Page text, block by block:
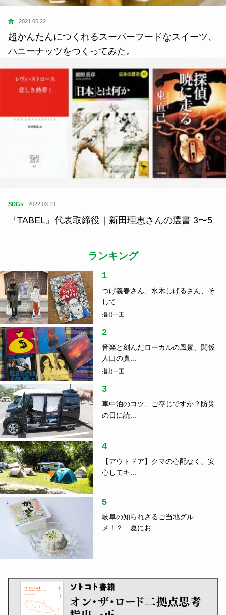
食 2021.05.22
超かんたんにつくれるスーパーフードなスイーツ、
ハニーナッツをつくってみた。
SDGs 2022.03.19
『TABEL』代表取締役｜新田理恵さんの選書 3〜5
ランキング
1
つげ義春さん、水木しげるさん、そ
して……...
指出一正
2
音楽と刻んだローカルの風景、関係
人口の真...
指出一正
3
車中泊のコツ、ご存じですか？防災
の日に読...
4
【アウトドア】クマの心配なく、安
心してキ...
5
岐阜の知られざるご当地グル
メ！？ 夏にお...